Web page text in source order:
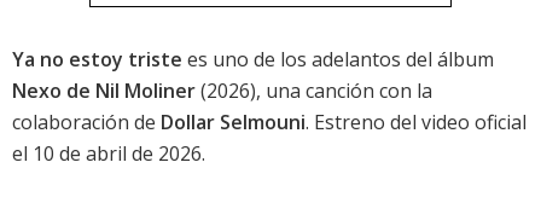
Ya no estoy triste es uno de los adelantos del álbum
Nexo de Nil Moliner(2026), una canción con la
colaboración de Dollar Selmouni. Estreno del video oficial
el 10 de abril de 2026.